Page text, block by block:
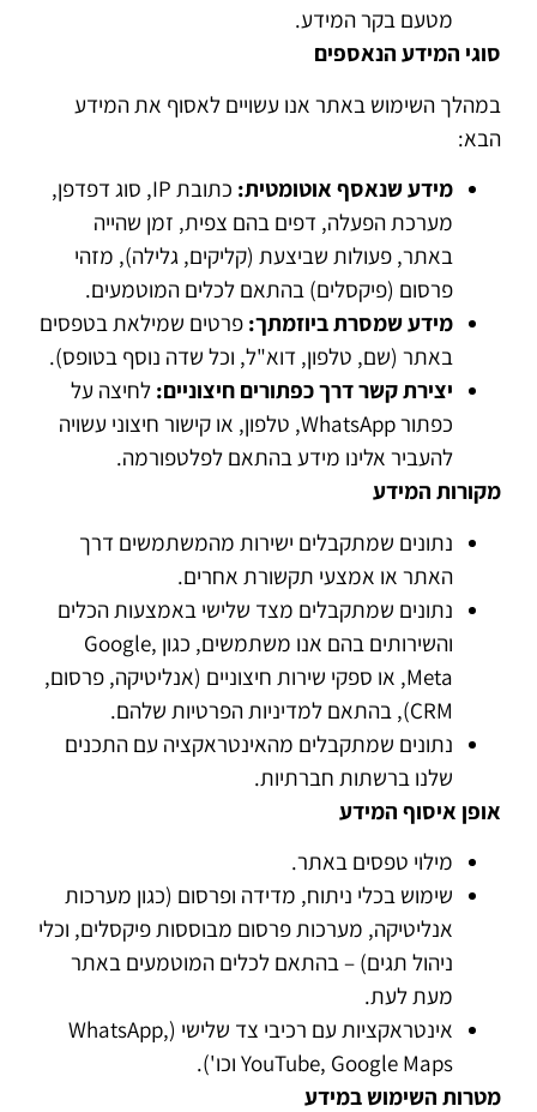
מטעם בקר המידע.
סוגי המידע הנאספים
במהלך השימוש באתר אנו עשויים לאסוף את המידע
הבא:
מידע שנאסף אוטומטית:
כתובת IP, סוג דפדפן,
מערכת הפעלה, דפים בהם צפית, זמן שהייה
באתר, פעולות שביצעת (קליקים, גלילה), מזהי
פרסום (פיקסלים) בהתאם לכלים המוטמעים.
מידע שמסרת ביוזמתך: פרטים שמילאת בטפסים
באתר (שם, טלפון, דוא"ל, וכל שדה נוסף בטופס).
יצירת קשר דרך כפתורים חיצוניים: לחיצה על
כפתור WhatsApp, טלפון, או קישור חיצוני עשויה
להעביר אלינו מידע בהתאם לפלטפורמה.
מקורות המידע
נתונים שמתקבלים ישירות מהמשתמשים דרך
האתר או אמצעי תקשורת אחרים.
נתונים שמתקבלים מצד שלישי באמצעות הכלים
והשירותים בהם אנו משתמשים, כגון Google,
Meta, או ספקי שירות חיצוניים (אנליטיקה, פרסום,
CRM), בהתאם למדיניות הפרטיות שלהם.
נתונים שמתקבלים מהאינטראקציה עם התכנים
שלנו ברשתות חברתיות.
אופן איסוף המידע
מילוי טפסים באתר.
שימוש בכלי ניתוח, מדידה ופרסום (כגון מערכות
אנליטיקה, מערכות פרסום מבוססות פיקסלים, וכלי
ניהול תגים) – בהתאם לכלים המוטמעים באתר
מעת לעת.
אינטראקציות עם רכיבי צד שלישי (WhatsApp,
YouTube, Google Maps וכו').
מטרות השימוש במידע